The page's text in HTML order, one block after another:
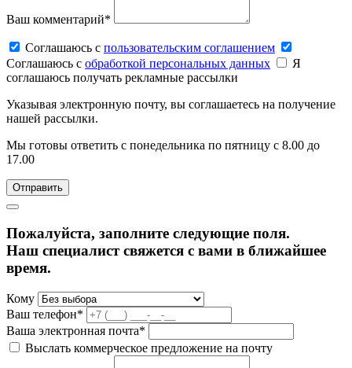
Ваш комментарий*
Соглашаюсь c пользовательским соглашением
Соглашаюсь c обработкой персональных данных
Я
соглашаюсь получать рекламные рассылки
Указывая электронную почту, вы соглашаетесь на получение
нашей рассылки.
Мы готовы ответить с понедельника по пятницу с 8.00 до
17.00
Пожалуйста, заполните следующие поля.
Наш специалист свяжется с вами в ближайшее
время.
Кому
Ваш телефон*
Ваша электронная почта*
Выслать коммерческое предложение на почту